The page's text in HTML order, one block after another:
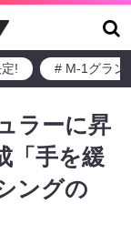
! # M-1グラン
ラーに昇
「手を緩
ングの